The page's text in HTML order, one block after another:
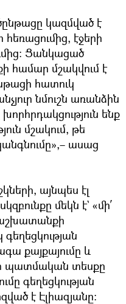
կազմված է
էջերի
Ցանկացած
համար մշակվում է
հատուկ
նմուշն առանձին
ենք
մշակում, թե
ասաց
այնպես էլ
մեկն է` «մի՛
քայքայումը և
պատմական տեսքը
գեղեցկության
է Էլիազյանը։